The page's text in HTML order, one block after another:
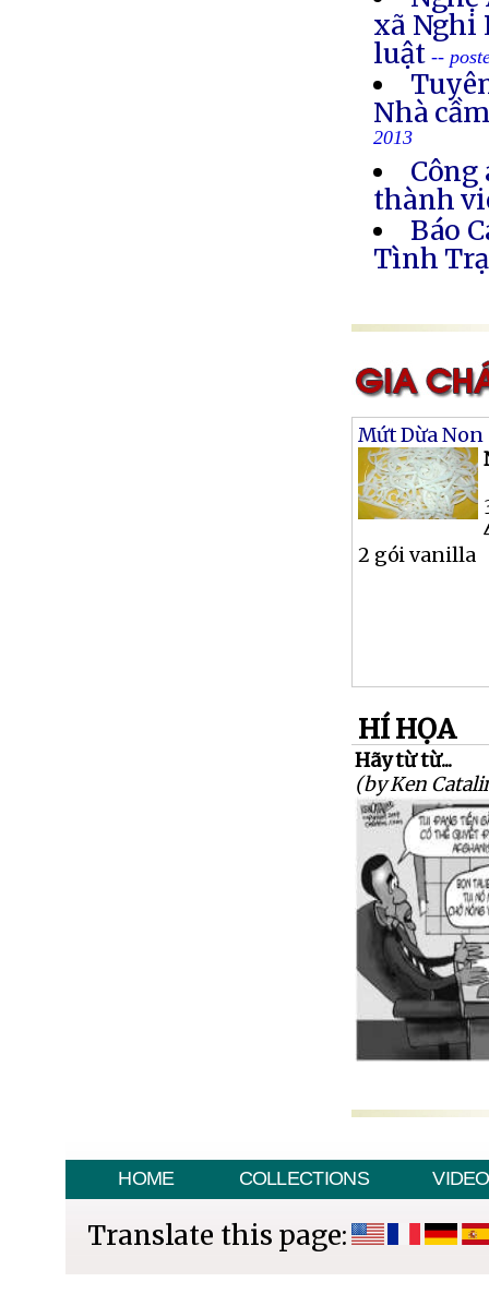
xã Nghi
luật--
Nhà
2013
thành
Báo
Tình
Mứt Dừa Non
2 gói vanilla
HÍ HỌA
Hãy từ từ...
(by Ken
HOME COLLECTIONS VIDEO
Translate this page: